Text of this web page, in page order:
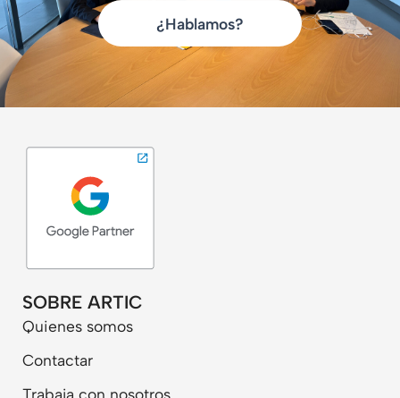
¿Hablamos?
SOBRE ARTIC
Quienes somos
Contactar
Trabaja con nosotros